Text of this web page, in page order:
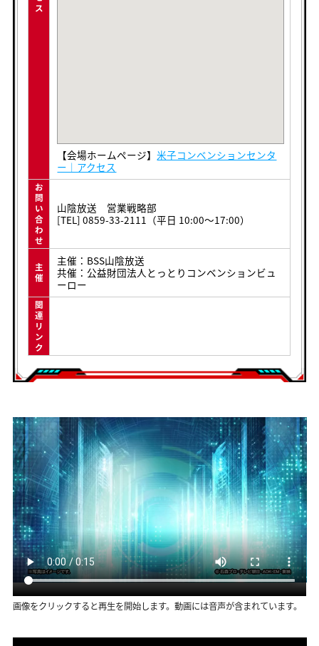
ス
【会場ホームページ】米子コンベンションセンタ
ー｜アクセス
お
問
い
合
わ
せ
山陰放送 営業戦略部
[TEL] 0859-33-2111（平日 10:00〜17:00）
主
催
主催：BSS山陰放送
共催：公益財団法人とっとりコンベンションビュ
ーロー
関
連
リ
ン
ク
画像をクリックすると再生を開始します。動画には音声が含まれています。